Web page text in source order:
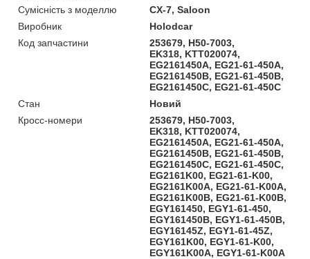
Сумісність з моделлю
CX-7, Saloon
Виробник
Holodcar
Код запчастини
253679, H50-7003,
EK318, KTT020074,
EG2161450A, EG21-61-450A,
EG2161450B, EG21-61-450B,
EG2161450C, EG21-61-450C
Стан
Новий
Кросс-номери
253679, H50-7003,
EK318, KTT020074,
EG2161450A, EG21-61-450A,
EG2161450B, EG21-61-450B,
EG2161450C, EG21-61-450C,
EG2161K00, EG21-61-K00,
EG2161K00A, EG21-61-K00A,
EG2161K00B, EG21-61-K00B,
EGY161450, EGY1-61-450,
EGY161450B, EGY1-61-450B,
EGY16145Z, EGY1-61-45Z,
EGY161K00, EGY1-61-K00,
EGY161K00A, EGY1-61-K00A